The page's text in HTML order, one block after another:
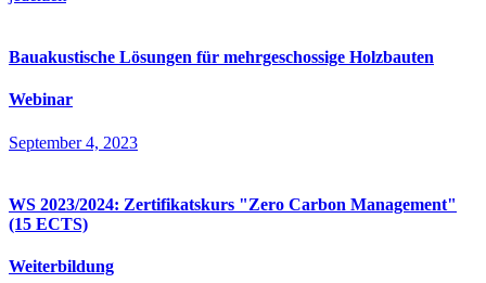
Bauakustische Lösungen für mehrgeschossige Holzbauten
Webinar
September 4, 2023
WS 2023/2024: Zertifikatskurs "Zero Carbon Management"
(15 ECTS)
Weiterbildung